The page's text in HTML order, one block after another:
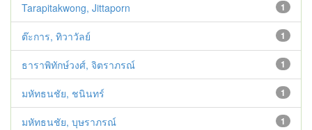
1
Tarapitakwong, Jittaporn
1
ต๊ะการ, ทิวาวัลย์
1
ธาราพิทักษ์วงศ์, จิตราภรณ์
1
มหัทธนชัย, ชนินทร์
1
มหัทธนชัย, บุษราภรณ์